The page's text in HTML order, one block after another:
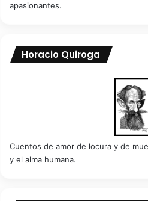
apasionantes.
Horacio Quiroga
Cuentos de amor de locura y de
y el alma humana.